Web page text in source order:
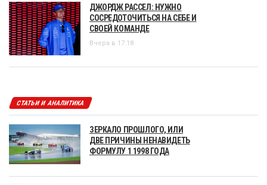
ДЖОРДЖ РАССЕЛ: НУЖНО
СОСРЕДОТОЧИТЬСЯ НА СЕБЕ И
СВОЕЙ КОМАНДЕ
Вчера в 17:18
СТАТЬИ И АНАЛИТИКА
ЗЕРКАЛО ПРОШЛОГО, ИЛИ
ДВЕ ПРИЧИНЫ НЕНАВИДЕТЬ
ФОРМУЛУ 1 1998 ГОДА